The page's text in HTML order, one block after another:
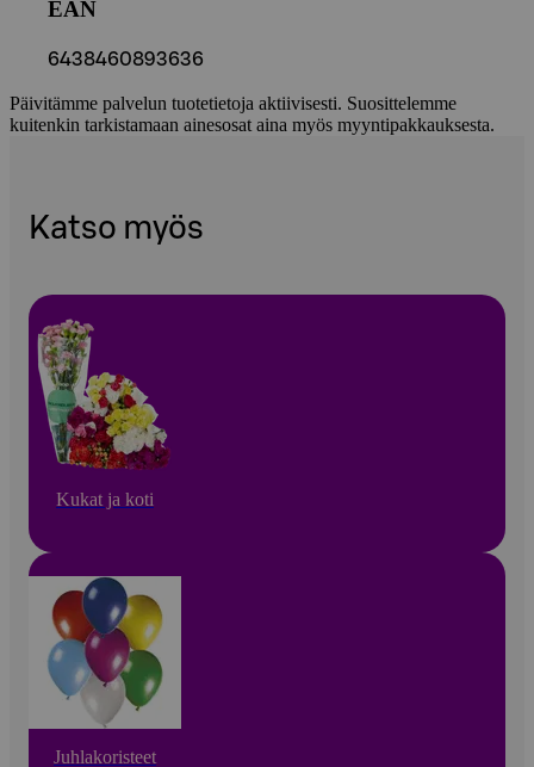
EAN
6438460893636
Päivitämme palvelun tuotetietoja aktiivisesti. Suosittelemme
kuitenkin tarkistamaan ainesosat aina myös myyntipakkauksesta.
Katso myös
Kukat ja koti
Juhlakoristeet